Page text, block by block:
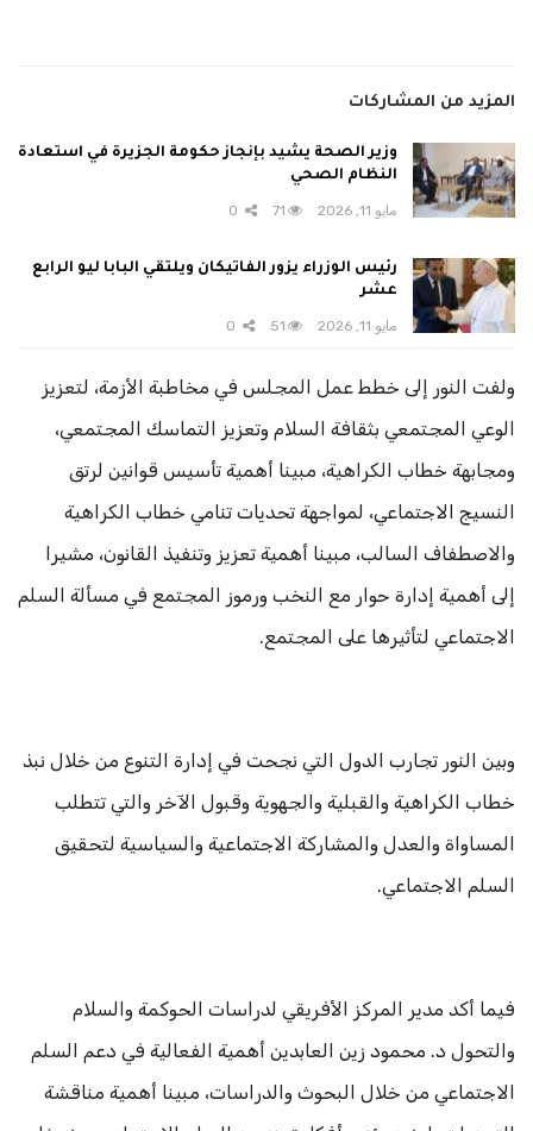
المزيد من المشاركات
وزير الصحة يشيد بإنجاز حكومة الجزيرة في استعادة
النظام الصحي
مايو 11, 2026 71
رئيس الوزراء يزور الفاتيكان ويلتقي البابا ليو الرابع
عشر
مايو 11, 2026 51
ولفت النور إلى خطط عمل المجلس في مخاطبة الأزمة، لتعزيز
الوعي المجتمعي بثقافة السلام وتعزيز التماسك المجتمعي،
ومجابهة خطاب الكراهية، مبينا أهمية تأسيس قوانين لرتق
النسيج الاجتماعي، لمواجهة تحديات تنامي خطاب الكراهية
والاصطفاف السالب، مبينا أهمية تعزيز وتنفيذ القانون، مشيرا
إلى أهمية إدارة حوار مع النخب ورموز المجتمع في مسألة السلم
الاجتماعي لتأثيرها على المجتمع.
وبين النور تجارب الدول التي نجحت في إدارة التنوع من خلال نبذ
خطاب الكراهية والقبلية والجهوية وقبول الآخر والتي تتطلب
المساواة والعدل والمشاركة الاجتماعية والسياسية لتحقيق
السلم الاجتماعي.
فيما أكد مدير المركز الأفريقي لدراسات الحوكمة والسلام
والتحول د. محمود زين العابدين أهمية الفعالية في دعم السلم
الاجتماعي من خلال البحوث والدراسات، مبينا أهمية مناقشة